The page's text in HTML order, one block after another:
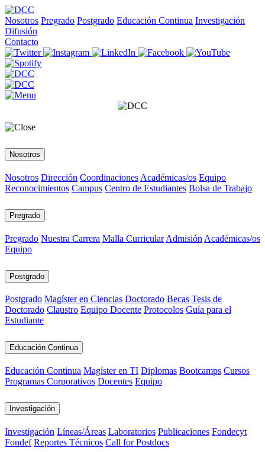
Nosotros Pregrado Postgrado Educación Continua Investigación
Difusión
Contacto
Nosotros
Nosotros Dirección Coordinaciones Académicas/os Equipo
Reconocimientos Campus Centro de Estudiantes Bolsa de Trabajo
Pregrado
Pregrado Nuestra Carrera Malla Curricular Admisión Académicas/os
Equipo
Postgrado
Postgrado Magíster en Ciencias Doctorado Becas Tesis de
Doctorado Claustro Equipo Docente Protocolos Guía para el
Estudiante
Educación Continua
Educación Continua Magíster en TI Diplomas Bootcamps Cursos
Programas Corporativos Docentes Equipo
Investigación
Investigación Líneas/Áreas Laboratorios Publicaciones Fondecyt
Fondef Reportes Técnicos Call for Postdocs